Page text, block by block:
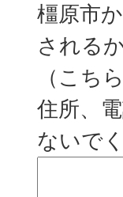
橿原市
される
（こち
住所、
ないで